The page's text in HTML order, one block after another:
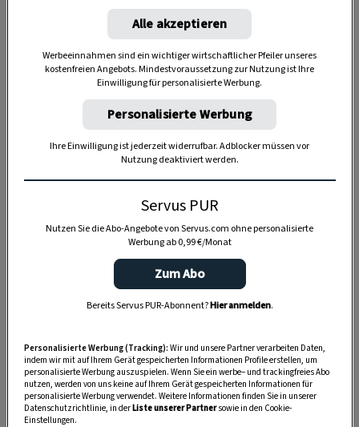
Anzeige
Alle akzeptieren
Werbeeinnahmen sind ein wichtiger wirtschaftlicher Pfeiler unseres
kostenfreien Angebots. Mindestvoraussetzung zur Nutzung ist Ihre
Einwilligung für personalisierte Werbung.
Personalisierte Werbung
Ihre Einwilligung ist jederzeit widerrufbar. Adblocker müssen vor
Nutzung deaktiviert werden.
Servus PUR
Nutzen Sie die Abo-Angebote von Servus.com ohne personalisierte
Werbung ab 0,99 €/Monat
Zum Abo
Bereits Servus PUR-Abonnent?Hier anmelden.
Personalisierte Werbung (Tracking): Wir und unsere Partner verarbeiten Daten,
indem wir mit auf Ihrem Gerät gespeicherten Informationen Profile erstellen, um
personalisierte Werbung auszuspielen. Wenn Sie ein werbe– und trackingfreies Abo
nutzen, werden von uns keine auf Ihrem Gerät gespeicherten Informationen für
personalisierte Werbung verwendet. Weitere Informationen finden Sie in unserer
Datenschutzrichtlinie, in derListe unserer Partnersowie in den Cookie-
Einstellungen.